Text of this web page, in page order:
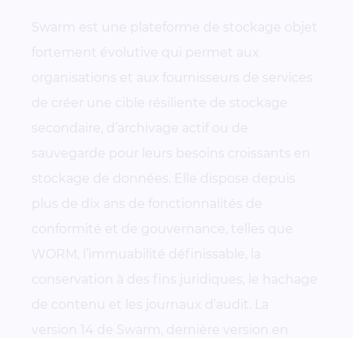
Swarm est une plateforme de stockage objet
fortement évolutive qui permet aux
organisations et aux fournisseurs de services
de créer une cible résiliente de stockage
secondaire, d’archivage actif ou de
sauvegarde pour leurs besoins croissants en
stockage de données. Elle dispose depuis
plus de dix ans de fonctionnalités de
conformité et de gouvernance, telles que
WORM, l’immuabilité définissable, la
conservation à des fins juridiques, le hachage
de contenu et les journaux d’audit. La
version 14 de Swarm, dernière version en